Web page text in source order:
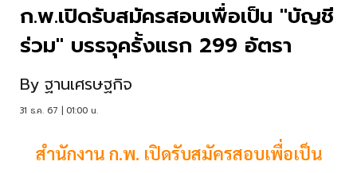
ก.พ.เปิดรับสมัครสอบเพื่อเป็น "บัญชี
ร่วม" บรรจุครั้งแรก 299 อัตรา
By ฐานเศรษฐกิจ
31 ธ.ค. 67 | 01:00 น.
สำนักงาน ก.พ. เปิดรับสมัครสอบเพื่อเป็น